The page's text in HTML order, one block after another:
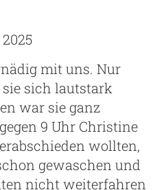
mit uns. Nur
sie sich lautstark
war sie ganz
9 Uhr Christine
wollten,
gewaschen und
nicht weiterfahren